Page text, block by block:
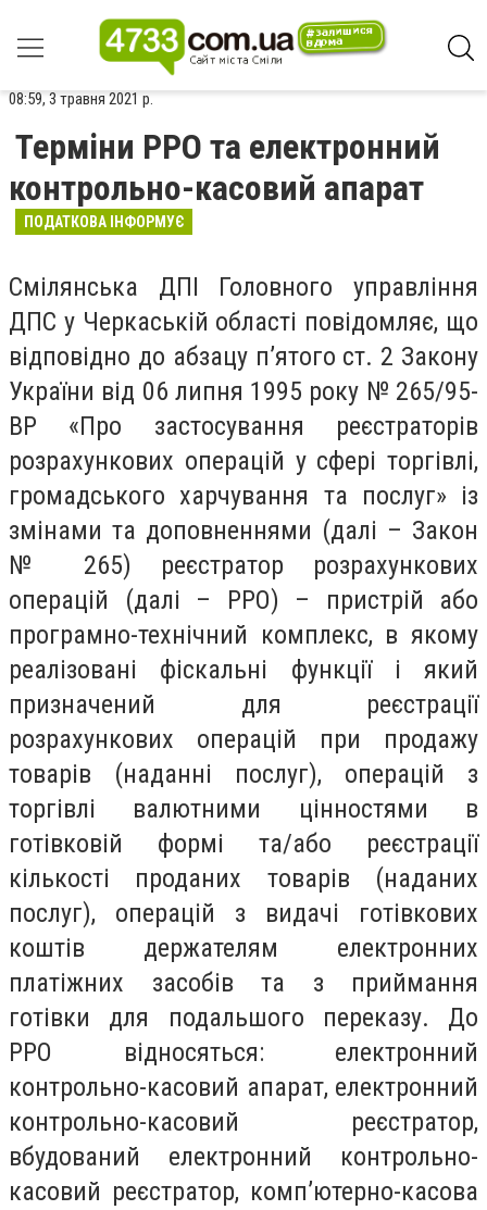
08:59, 3 травня 2021 р.
Терміни РРО та електронний
контрольно-касовий апарат
ПОДАТКОВА ІНФОРМУЄ
Смілянська ДПІ Головного управління
ДПС у Черкаській області повідомляє, що
відповідно до абзацу п’ятого ст. 2 Закону
України від 06 липня 1995 року № 265/95-
ВР «Про застосування реєстраторів
розрахункових операцій у сфері торгівлі,
громадського харчування та послуг» із
змінами та доповненнями (далі – Закон
№ 265) реєстратор розрахункових
операцій (далі – РРО) – пристрій або
програмно-технічний комплекс, в якому
реалізовані фіскальні функції і який
призначений для реєстрації
розрахункових операцій при продажу
товарів (наданні послуг), операцій з
торгівлі валютними цінностями в
готівковій формі та/або реєстрації
кількості проданих товарів (наданих
послуг), операцій з видачі готівкових
коштів держателям електронних
платіжних засобів та з приймання
готівки для подальшого переказу. До
РРО відносяться: електронний
контрольно-касовий апарат, електронний
контрольно-касовий реєстратор,
вбудований електронний контрольно-
касовий реєстратор, комп’ютерно-касова